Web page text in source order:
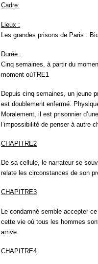
Cadre:
Lieux :
Les grandes prisons de Paris :
Durée :
Cinq semaines, à partir du
moment oùTRE1
Depuis cinq semaines, un jeune
est doublement enfermé.
Moralement, il est prisonnier
l’impossibilité de penser à autre
CHAPITRE2
De sa cellule, le narrateur se
relate les circonstances de son
CHAPITRE3
Le condamné semble accepter
cette vie où tous les hommes
arrive.
CHAPITRE4